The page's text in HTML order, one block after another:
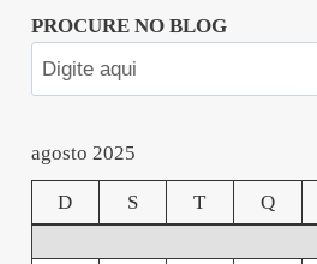
PROCURE NO BLOG
agosto 2025
D S T Q